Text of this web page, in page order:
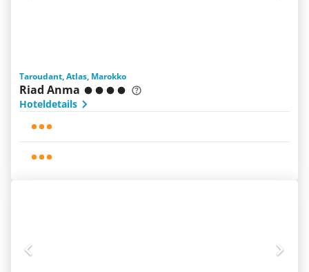
Taroudant, Atlas, Marokko
Riad Anma
Hoteldetails